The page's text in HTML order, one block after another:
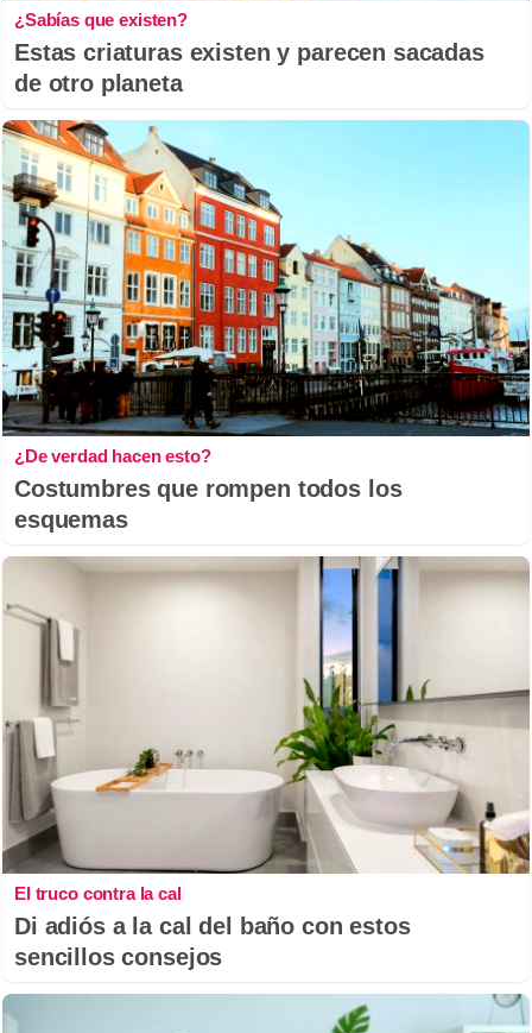
¿Sabías que existen?
Estas criaturas existen y parecen sacadas
de otro planeta
¿De verdad hacen esto?
Costumbres que rompen todos los
esquemas
El truco contra la cal
Di adiós a la cal del baño con estos
sencillos consejos